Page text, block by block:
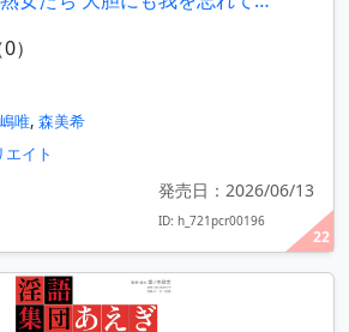
22
0）
唯, 森美希
イト
発売日：2026/06/13
ID: h_721pcr00196